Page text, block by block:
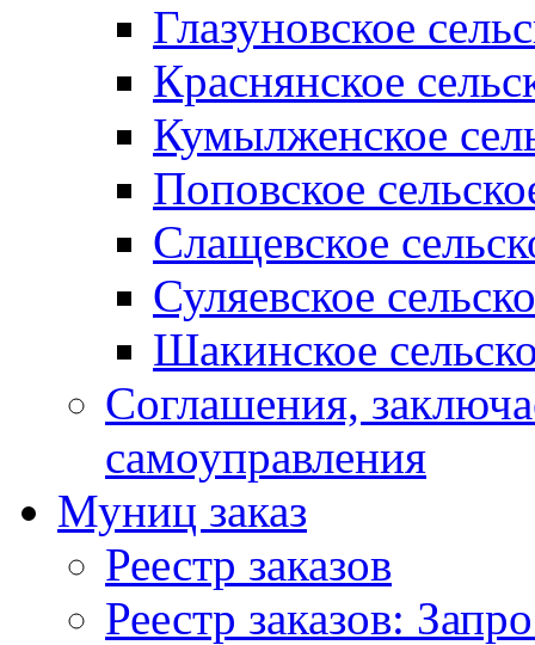
Глазуновское
Краснянское
Кумылженское
Поповское
Слащевское
Суляевское
Шакинское
Соглашения,
самоуправления
Муниц заказ
Реестр заказов
Реестр заказов: